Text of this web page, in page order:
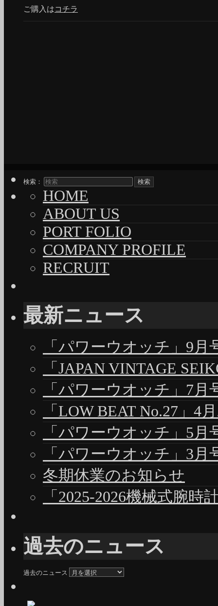
ご購入はコチラ
検索：
HOME
ABOUT US
PORT FOLIO
COMPANY PROFILE
RECRUIT
最新ニュース
「パワーウオッチ」9月
「JAPAN VINTAGE
「パワーウオッチ」7月
「LOW BEAT No.27」4
「パワーウオッチ」5月
「パワーウオッチ」3月
冬期休業のお知らせ
「2025-2026機械式腕時
過去のニュース
過去のニュース